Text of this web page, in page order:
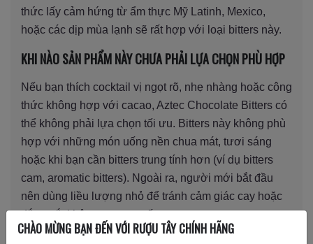
thức lấy cảm hứng từ ẩm thực Mỹ Latinh, Mexico,
hoặc các dịp mùa lạnh sẽ rất hợp với loại bitters này.
KHI NÀO SẢN PHẨM NÀY CHƯA PHẢI LỰA CHỌN PHÙ HỢP
Nếu bạn thích cocktail vị ngọt rõ, nhẹ nhàng hoặc công
thức không hợp với cacao, Aztec Chocolate Bitters có
thể không phải lựa chọn tối ưu. Bitters này không phù
hợp với những món uống nền chua mát, tươi sáng
hoặc khi bạn cần bitters trung tính hơn (ví dụ bitters
cam, aromatic bitters). Ngoài ra, người mới bắt đầu
nên dùng liều lượng nhỏ để tránh cảm giác cay hoặc
đắng gắt không mong muốn.
CHÀO MỪNG BẠN ĐẾN VỚI RƯỢU TÂY CHÍNH HÃNG